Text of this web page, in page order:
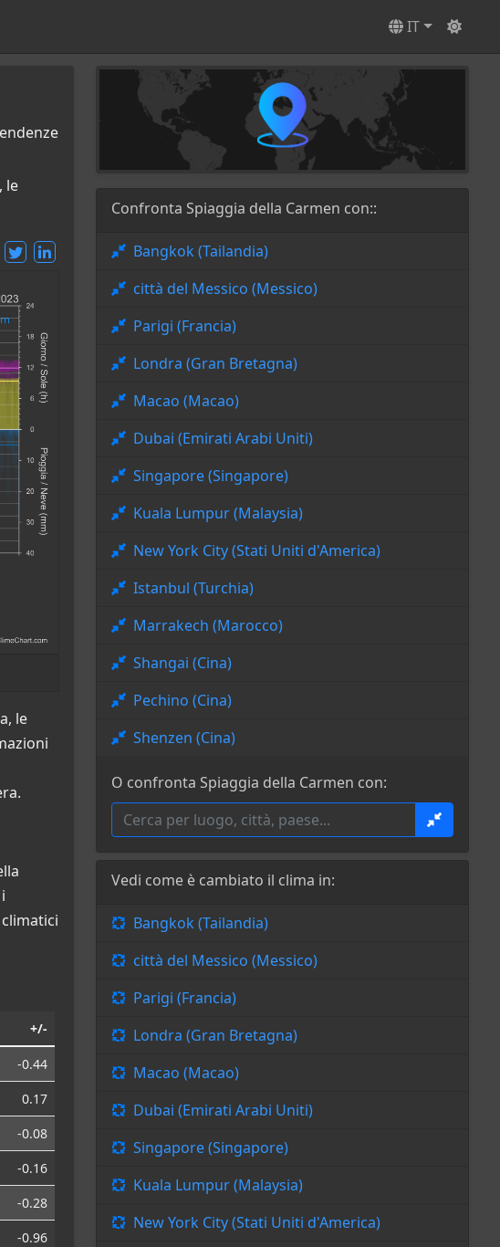
IT
le
le
+/-
-0.44
0.17
-0.08
-0.16
-0.28
-0.96
Confronta Spiaggia della Carmen con::
Bangkok (Tailandia)
città del Messico (Messico)
Parigi (Francia)
Londra (Gran Bretagna)
Macao (Macao)
Dubai (Emirati Arabi Uniti)
Singapore (Singapore)
Kuala Lumpur (Malaysia)
New York City (Stati Uniti d'America)
Istanbul (Turchia)
Marrakech (Marocco)
Shangai (Cina)
Pechino (Cina)
Shenzen (Cina)
O confronta Spiaggia della Carmen con:
Vedi come è cambiato il clima in:
Bangkok (Tailandia)
città del Messico (Messico)
Parigi (Francia)
Londra (Gran Bretagna)
Macao (Macao)
Dubai (Emirati Arabi Uniti)
Singapore (Singapore)
Kuala Lumpur (Malaysia)
New York City (Stati Uniti d'America)